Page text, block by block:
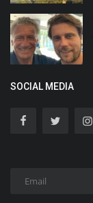
SOCIAL MEDIA